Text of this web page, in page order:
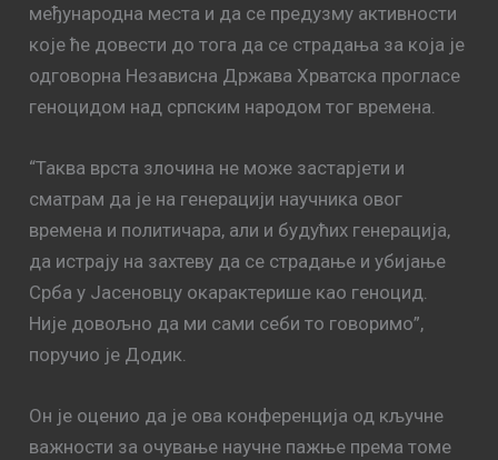
међународна места и да се предузму активности
које ће довести до тога да се страдања за која је
одговорна Независна Држава Хрватска прогласе
геноцидом над српским народом тог времена.
“Таква врста злочина не може застарјети и
сматрам да је на генерацији научника овог
времена и политичара, али и будућих генерација,
да истрају на захтеву да се страдање и убијање
Срба у Јасеновцу окарактерише као геноцид.
Није довољно да ми сами себи то говоримо”,
поручио је Додик.
Он је оценио да је ова конференција од кључне
важности за очување научне пажње према томе